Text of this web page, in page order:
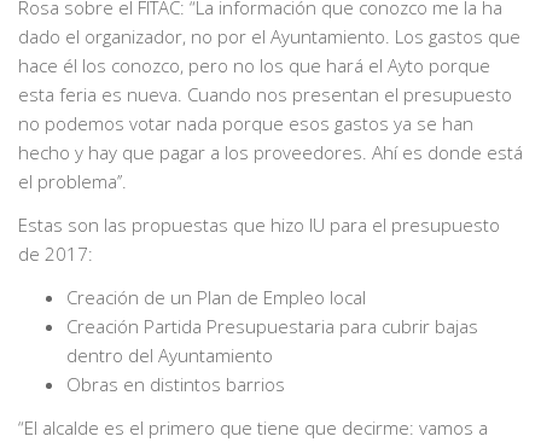
Rosa sobre el FITAC: “La información que conozco me la ha
dado el organizador, no por el Ayuntamiento. Los gastos que
hace él los conozco, pero no los que hará el Ayto porque
esta feria es nueva. Cuando nos presentan el presupuesto
no podemos votar nada porque esos gastos ya se han
hecho y hay que pagar a los proveedores. Ahí es donde está
el problema’’.
Estas son las propuestas que hizo IU para el presupuesto
de 2017:
Creación de un Plan de Empleo local
Creación Partida Presupuestaria para cubrir bajas
dentro del Ayuntamiento
Obras en distintos barrios
“El alcalde es el primero que tiene que decirme: vamos a